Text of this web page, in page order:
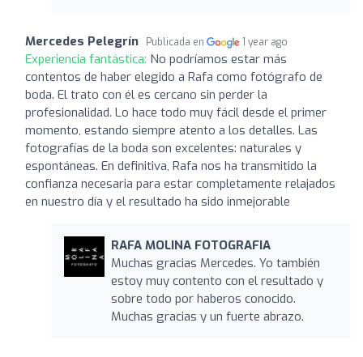
Mercedes Pelegrín Publicada en 1 year ago
Experiencia fantástica: No podríamos estar más
contentos de haber elegido a Rafa como fotógrafo de
boda. El trato con él es cercano sin perder la
profesionalidad. Lo hace todo muy fácil desde el primer
momento, estando siempre atento a los detalles. Las
fotografías de la boda son excelentes: naturales y
espontáneas. En definitiva, Rafa nos ha transmitido la
confianza necesaria para estar completamente relajados
en nuestro día y el resultado ha sido inmejorable
RAFA MOLINA FOTOGRAFIA
Muchas gracias Mercedes. Yo también
estoy muy contento con el resultado y
sobre todo por haberos conocido.
Muchas gracias y un fuerte abrazo.